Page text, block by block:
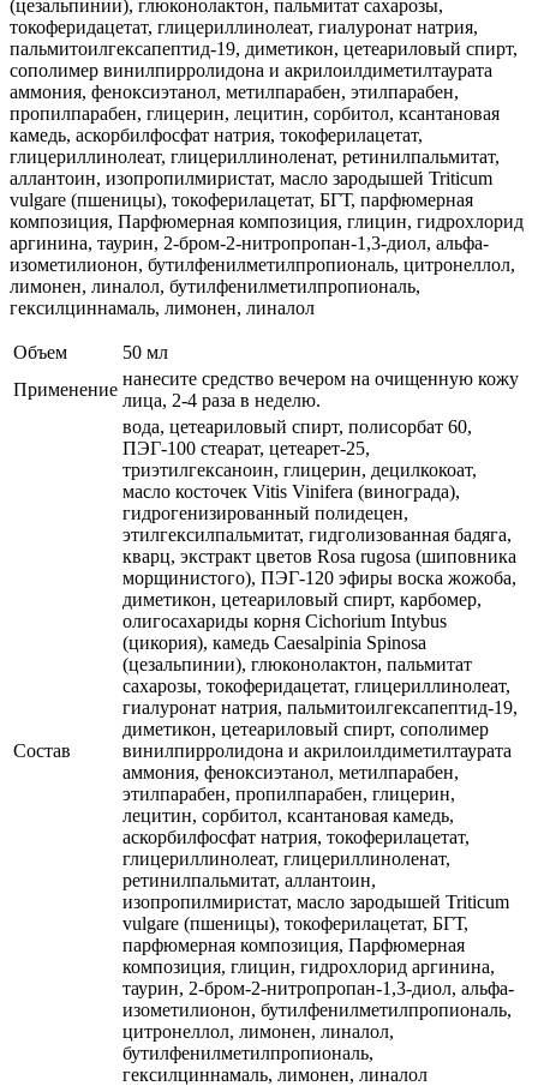
(цезальпинии), глюконолактон, пальмитат сахарозы,
токоферидацетат, глицериллинолеат, гиалуронат натрия,
пальмитоилгексапептид-19, диметикон, цетеариловый спирт,
сополимер винилпирролидона и акрилоилдиметилтаурата
аммония, феноксиэтанол, метилпарабен, этилпарабен,
пропилпарабен, глицерин, лецитин, сорбитол, ксантановая
камедь, аскорбилфосфат натрия, токоферилацетат,
глицериллинолеат, глицериллиноленат, ретинилпальмитат,
аллантоин, изопропилмиристат, масло зародышей Triticum
vulgare (пшеницы), токоферилацетат, БГТ, парфюмерная
композиция, Парфюмерная композиция, глицин, гидрохлорид
аргинина, таурин, 2-бром-2-нитропропан-1,3-диол, альфа-
изометилионон, бутилфенилметилпропиональ, цитронеллол,
лимонен, линалол, бутилфенилметилпропиональ,
гексилциннамаль, лимонен, линалол
Объем
50 мл
Применение
нанесите средство вечером на очищенную кожу
лица, 2-4 раза в неделю.
Состав
вода, цетеариловый спирт, полисорбат 60,
ПЭГ-100 стеарат, цетеарет-25,
триэтилгексаноин, глицерин, децилкокоат,
масло косточек Vitis Vinifera (винограда),
гидрогенизированный полидецен,
этилгексилпальмитат, гидголизованная бадяга,
кварц, экстракт цветов Rosa rugosa (шиповника
морщинистого), ПЭГ-120 эфиры воска жожоба,
диметикон, цетеариловый спирт, карбомер,
олигосахариды корня Cichorium Intybus
(цикория), камедь Caesalpinia Spinosa
(цезальпинии), глюконолактон, пальмитат
сахарозы, токоферидацетат, глицериллинолеат,
гиалуронат натрия, пальмитоилгексапептид-19,
диметикон, цетеариловый спирт, сополимер
винилпирролидона и акрилоилдиметилтаурата
аммония, феноксиэтанол, метилпарабен,
этилпарабен, пропилпарабен, глицерин,
лецитин, сорбитол, ксантановая камедь,
аскорбилфосфат натрия, токоферилацетат,
глицериллинолеат, глицериллиноленат,
ретинилпальмитат, аллантоин,
изопропилмиристат, масло зародышей Triticum
vulgare (пшеницы), токоферилацетат, БГТ,
парфюмерная композиция, Парфюмерная
композиция, глицин, гидрохлорид аргинина,
таурин, 2-бром-2-нитропропан-1,3-диол, альфа-
изометилионон, бутилфенилметилпропиональ,
цитронеллол, лимонен, линалол,
бутилфенилметилпропиональ,
гексилциннамаль, лимонен, линалол